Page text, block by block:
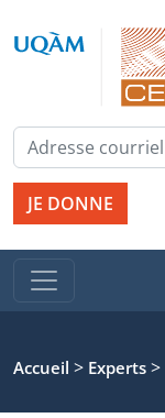
JE DONNE
Accueil > Experts >